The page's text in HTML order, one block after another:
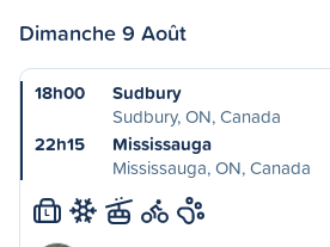
Dimanche 9 Août
18h00
Sudbury
Sudbury, ON, Canada
22h15
Mississauga
Mississauga, ON, Canada
L